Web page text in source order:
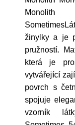
žinylky a je
pružností.
která je
vytvářející
povrch s
spojuje
vzorník